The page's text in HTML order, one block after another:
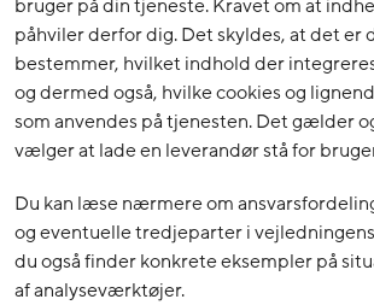
bruger på din tjeneste. Kravet om at
påhviler derfor dig. Det skyldes, at det er
bestemmer, hvilket indhold der
og dermed også, hvilke cookies og
som anvendes på tjenesten. Det gælder
vælger at lade en leverandør stå for
Du kan læse nærmere om
og eventuelle tredjeparter i
du også finder konkrete eksempler på
af analyseværktøjer.